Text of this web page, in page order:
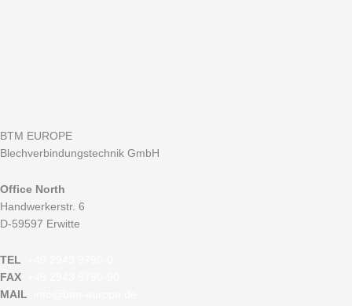
BTM EUROPE
Blechverbindungstechnik GmbH
Office North
Handwerkerstr. 6
D-59597 Erwitte
TEL
FAX
MAIL